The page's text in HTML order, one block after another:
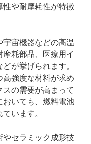
性や耐摩耗性が特徴
宇宙機器などの高温
耗部品、医療用イ
が挙げられます。
強度な材料が求め
スの需要が高まって
おいても、燃料電池
います。
やセラミック成形技